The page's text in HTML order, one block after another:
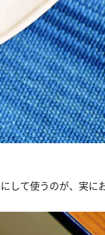
して使うのが、実に